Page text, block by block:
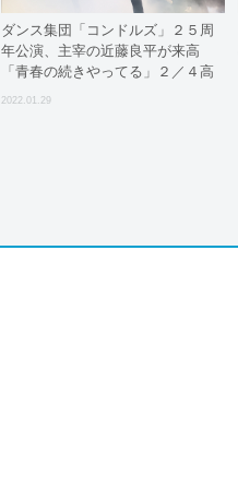
ダンス集団「コンドルズ」２５周
年公演、主宰の近藤良平が来高
「青春の続きやってる」２／４高
知県民文化ホール
2022.01.29